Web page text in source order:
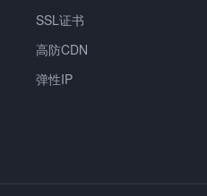
SSL证书
高防CDN
弹性IP